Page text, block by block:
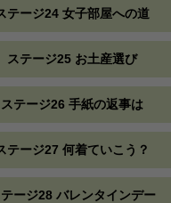
テージ24 女子部屋への道
ステージ25 お土産選び
ステージ26 手紙の返事は
テージ27 何着ていこう？
テージ28 バレンタインデー